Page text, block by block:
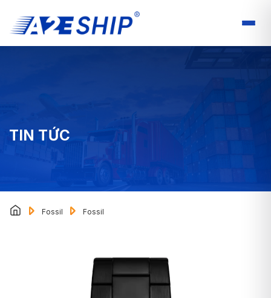
TIN TỨC
Fossil Fossil